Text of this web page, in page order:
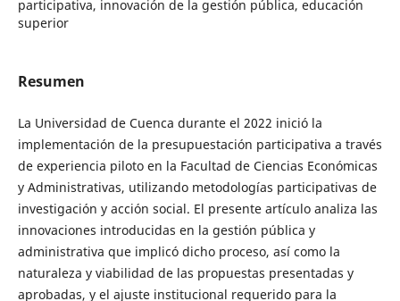
participativa, innovación de la gestión pública, educación
superior
Resumen
La Universidad de Cuenca durante el 2022 inició la
implementación de la presupuestación participativa a través
de experiencia piloto en la Facultad de Ciencias Económicas
y Administrativas, utilizando metodologías participativas de
investigación y acción social. El presente artículo analiza las
innovaciones introducidas en la gestión pública y
administrativa que implicó dicho proceso, así como la
naturaleza y viabilidad de las propuestas presentadas y
aprobadas, y el ajuste institucional requerido para la